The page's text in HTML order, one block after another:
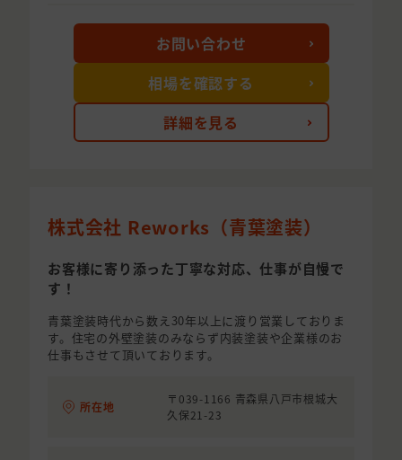
詳細を見る
お問い合わせ
相場を確認する
株式会社 Reworks（青葉塗装）
お客様に寄り添った丁寧な対応、仕事が自慢で
す！
青葉塗装時代から数え30年以上に渡り営業しておりま
す。住宅の外壁塗装のみならず内装塗装や企業様のお
仕事もさせて頂いております。
所在地
〒039-1166 青森県八戸市根城大
久保21-23